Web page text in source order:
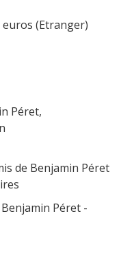
euros (Etranger)
Péret,
de Benjamin Péret
Péret -